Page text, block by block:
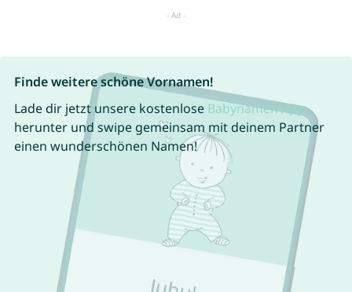
Finde weitere schöne Vornamen!
Lade dir jetzt unsere kostenlose Babynamen App
herunter und swipe gemeinsam mit deinem Partner
einen wunderschönen Namen!